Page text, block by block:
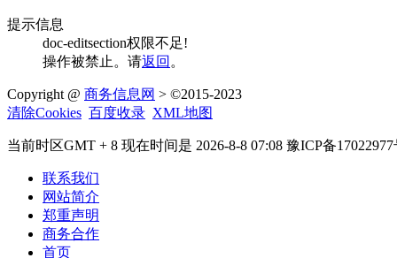
提示信息
doc-editsection权限不足!
操作被禁止。请返回 。
Copyright @ 商务信息网 > ©2015-2023
清除Cookies 百度收录 XML地图
当前时区GMT + 8 现在时间是 2026-8-8 07:08 豫ICP备17022977
联系我们
网站简介
郑重声明
商务合作
首页